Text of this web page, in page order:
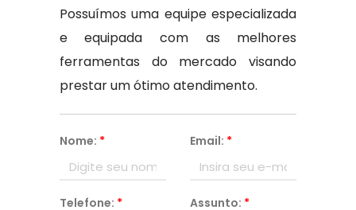
Possuímos uma equipe especializada
e equipada com as melhores
ferramentas do mercado visando
prestar um ótimo atendimento.
Nome: * Email: *
Telefone: * Assunto: *